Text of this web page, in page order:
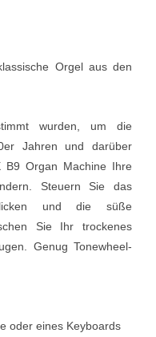
Orgel aus den
wurden, um die
Jahren und darüber
B9 Organ Machine Ihre
Steuern Sie das
und die süße
Sie Ihr trockenes
Genug Tonewheel-
oder eines Keyboards